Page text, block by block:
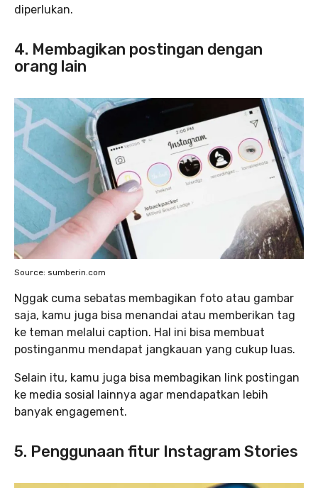
diperlukan.
4. Membagikan postingan dengan
orang lain
Source: sumberin.com
Nggak cuma sebatas membagikan foto atau gambar
saja, kamu juga bisa menandai atau memberikan tag
ke teman melalui caption. Hal ini bisa membuat
postinganmu mendapat jangkauan yang cukup luas.
Selain itu, kamu juga bisa membagikan link postingan
ke media sosial lainnya agar mendapatkan lebih
banyak engagement.
5. Penggunaan fitur Instagram Stories